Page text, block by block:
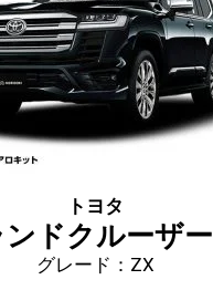
トヨタ
ンドクルーザー
グレード：ZX